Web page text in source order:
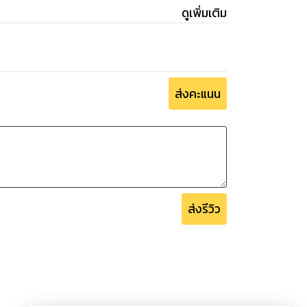
ดูเพิ่มเติม
ส่งคะแนน
ส่งรีวิว